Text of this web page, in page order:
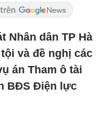
Nhân dân TP Hà
và đề nghị các
án Tham ô tài
BĐS Điện lực